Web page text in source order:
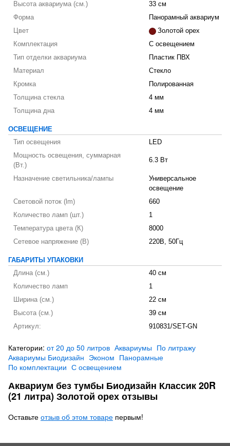
Высота аквариума (см.)
33 см
Форма
Панорамный аквариум
Цвет
Золотой орех
Комплектация
С освещением
Тип отделки аквариума
Пластик ПВХ
Материал
Стекло
Кромка
Полированная
Толщина стекла
4 мм
Толщина дна
4 мм
ОСВЕЩЕНИЕ
Тип освещения
LED
Мощность освещения, суммарная
(Вт.)
6.3 Вт
Назначение светильника/лампы
Универсальное
освещение
Световой поток (lm)
660
Количество ламп (шт.)
1
Температура цвета (К)
8000
Сетевое напряжение (В)
220В, 50Гц
ГАБАРИТЫ УПАКОВКИ
Длина (см.)
40 см
Количество ламп
1
Ширина (см.)
22 см
Высота (см.)
39 см
Артикул:
910831/SET-GN
Категории: от 20 до 50 литров Аквариумы По литражу
Аквариумы Биодизайн Эконом Панорамные
По комплектации С освещением
Аквариум без тумбы Биодизайн Классик 20R
(21 литра) Золотой орех отзывы
Оставьте отзыв об этом товаре первым!